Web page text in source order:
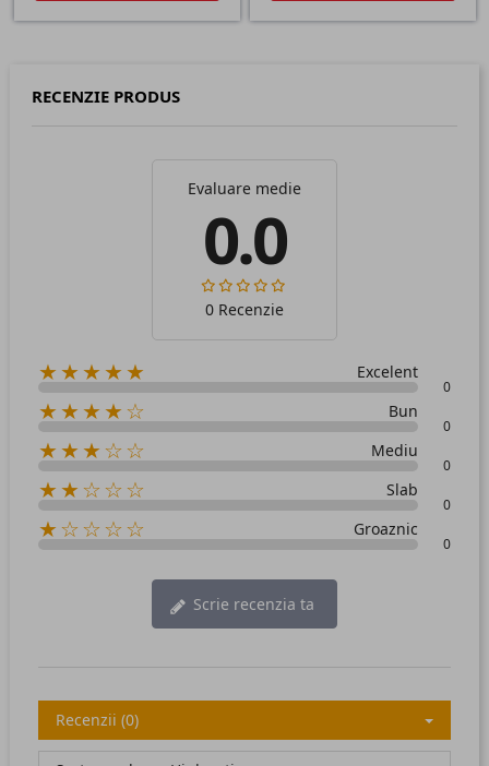
RECENZIE PRODUS
Evaluare medie
0.0
0 Recenzie
★★★★★ Excelent
0
★★★★☆ Bun
0
★★★☆☆ Mediu
0
★★☆☆☆ Slab
0
★☆☆☆☆ Groaznic
0
Scrie recenzia ta
Recenzii (0)